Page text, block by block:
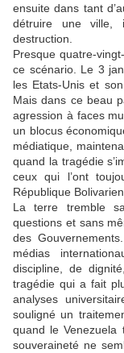
ensuite dans tant
détruire une ville,
destruction.
Presque quatre-
ce scénario. Le 3
les Etats-Unis et
Mais dans ce beau
agression à faces
un blocus
médiatique,
quand la tragédie
ceux qui l’ont
République
La terre tremble
questions et sans
des
médias
discipline, de
tragédie qui a fait
analyses
souligné un
quand le Venezuela
souveraineté ne